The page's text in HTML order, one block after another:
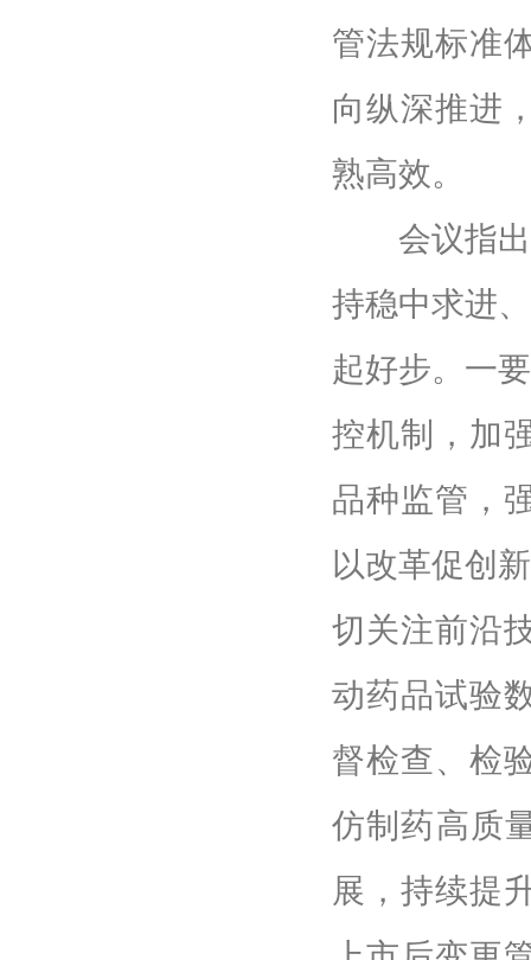
管法规标准
向纵深推进
熟高效。
会议指出
持稳中求进
起好步。一
控机制，加
品种监管，
以改革促创
切关注前沿
动药品试验
督检查、检
仿制药高质
展，持续提